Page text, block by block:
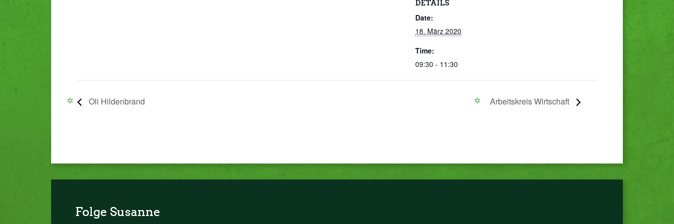
DETAILS
Date:
18. März 2020
Time:
09:30 - 11:30
Oli Hildenbrand Arbeitskreis Wirtschaft
Folge Susanne